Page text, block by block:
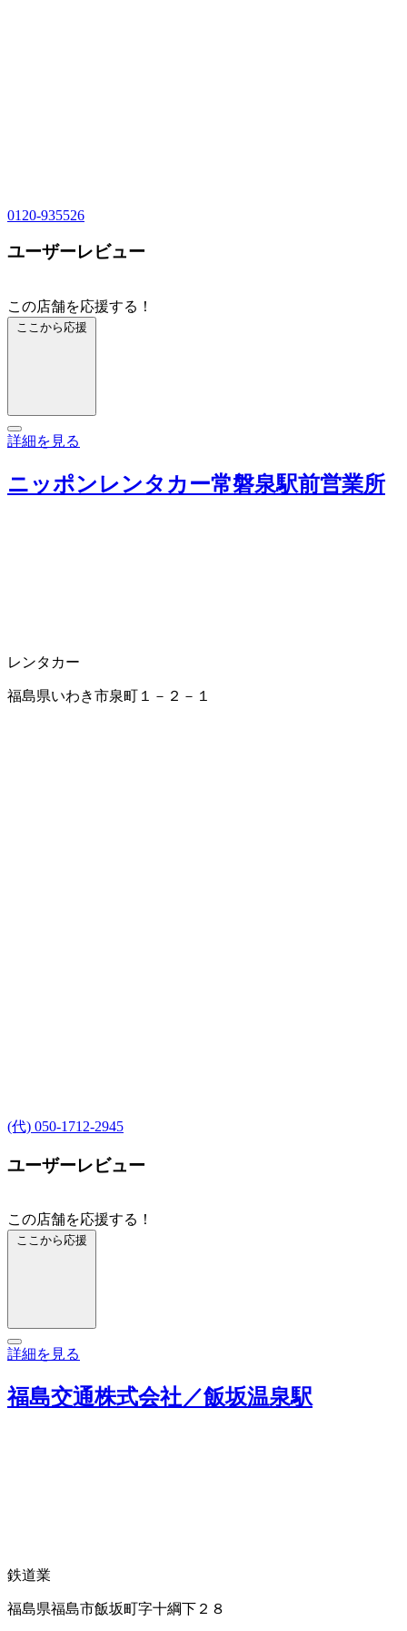
0120-935526
ユーザーレビュー
この店舗を応援する！
ここから応援
詳細を見る
ニッポンレンタカー常磐泉駅前営業所
レンタカー
福島県いわき市泉町１－２－１
(代) 050-1712-2945
ユーザーレビュー
この店舗を応援する！
ここから応援
詳細を見る
福島交通株式会社／飯坂温泉駅
鉄道業
福島県福島市飯坂町字十綱下２８